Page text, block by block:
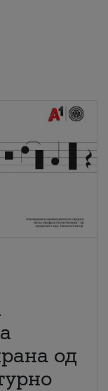
од